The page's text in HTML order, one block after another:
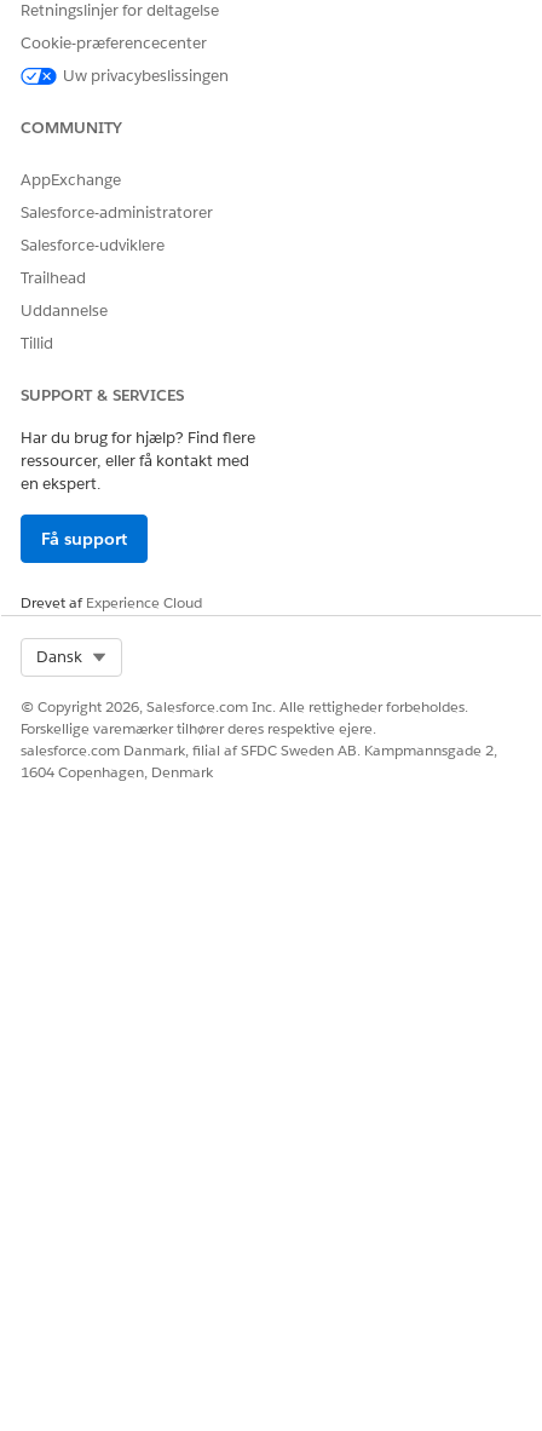
DNS-registreringen.
Kommentarer: Yderligere kontekst eller begrundelse for
DNS-registreringsanmodningen.
Automatiseret fuldførelse
Denne serviceproces inkluderer et fuldførelsesforløb, der
automatisk behandler serviceanmodningen. Du kan udvide
dette forløb i Flow Builder til at inkludere tilpasset logik, f.eks.
automatiserede managergodkendelser eller lagerkontroller.
ønskede DNS-registrering i Infoblox.Denne skabelon bruger
en prækonfigureret integration med Infoblox.
Integration
Denne skabelon bruger en prækonfigureret integration med
integration, skal du konfigurere dine Infoblox-
legitimationsoplysninger. Hvis du vil vide mere om denne
tredjepartsforbindelse, kan du se
LØSTE DENNE ARTIKEL DIT PROBLEM?
Giv os besked, så vi kan forbedre os!
Retningslinjer for deltagelse
Cookie-præferencecenter
Uw privacybeslissingen
COMMUNITY
AppExchange
Salesforce-administratorer
Salesforce-udviklere
Trailhead
Uddannelse
Tillid
SUPPORT & SERVICES
Har du brug for hjælp? Find flere
ressourcer, eller få kontakt med
en ekspert.
Få support
Drevet afExperience Cloud
Dansk
© Copyright 2026, Salesforce.com Inc. Alle rettigheder forbeholdes.
Forskellige varemærker tilhører deres respektive ejere.
salesforce.com Danmark, filial af SFDC Sweden AB. Kampmannsgade 2,
1604 Copenhagen, Denmark